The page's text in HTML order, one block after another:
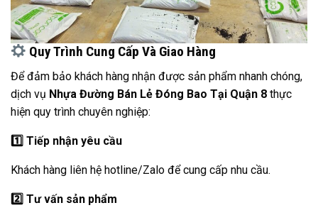
Quy Trình Cung Cấp Và Giao Hàng
Để đảm bảo khách hàng nhận được sản phẩm nhanh chóng,
dịch vụ Nhựa Đường Bán Lẻ Đóng Bao Tại Quận 8 thực
hiện quy trình chuyên nghiệp:
1️ Tiếp nhận yêu cầu
Khách hàng liên hệ hotline/Zalo để cung cấp nhu cầu.
2️ Tư vấn sản phẩm